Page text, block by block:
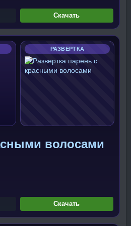
Скачать
РАЗВЕРТКА
волосами
Скачать